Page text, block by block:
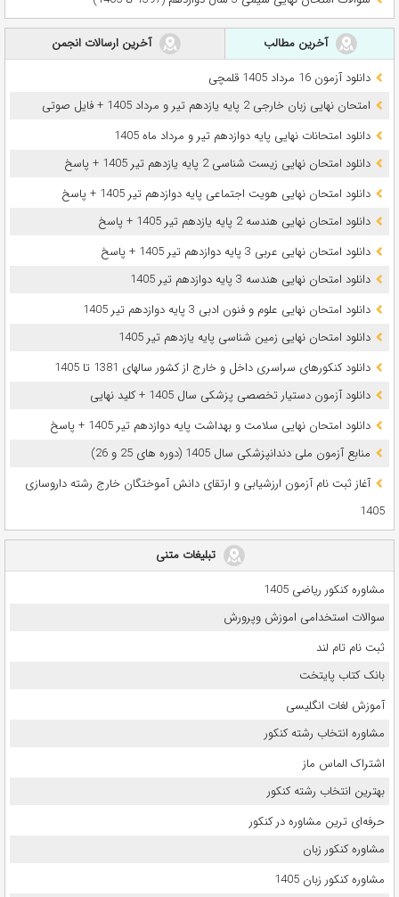
آخرین مطالب
آخرین ارسالات انجمن
دانلود آزمون 16 مرداد 1405 قلمچی
امتحان نهایی زبان خارجی 2 پایه یازدهم تیر و مرداد 1405 + فایل صوتی
دانلود امتحانات نهایی پایه دوازدهم تیر و مرداد ماه 1405
دانلود امتحان نهایی زیست شناسی 2 پایه یازدهم تیر 1405 + پاسخ
دانلود امتحان نهایی هویت اجتماعی پایه دوازدهم تیر 1405 + پاسخ
دانلود امتحان نهایی هندسه 2 پایه یازدهم تیر 1405 + پاسخ
دانلود امتحان نهایی عربی 3 پایه دوازدهم تیر 1405 + پاسخ
دانلود امتحان نهایی هندسه 3 پایه دوازدهم تیر 1405
دانلود امتحان نهایی علوم و فنون ادبی 3 پایه دوازدهم تیر 1405
دانلود امتحان نهایی زمین شناسی پایه یازدهم تیر 1405
دانلود کنکورهای سراسری داخل و خارج از کشور سالهای 1381 تا 1405
دانلود آزمون دستیار تخصصی پزشکی سال 1405 + کلید نهایی
دانلود امتحان نهایی سلامت و بهداشت پایه دوازدهم تیر 1405 + پاسخ
ﻣﻨﺎﺑﻊ آزﻣﻮن ﻣﻠﯽ دندانپزشکی سال 1405 (دوره های 25 و 26)
آغاز ثبت نام آزمون‌ ارزشیابی و ارتقای دانش آموختگان خارج رشته داروسازی
1405
تبلیغات متنی
مشاوره کنکور ریاضی 1405
سوالات استخدامی اموزش وپرورش
ثبت نام تام لند
بانک کتاب پایتخت
آموزش لغات انگلیسی
مشاوره انتخاب رشته کنکور
اشتراک الماس ماز
بهترین انتخاب رشته کنکور
حرفه‌ای ترین مشاوره در کنکور
مشاوره کنکور زبان
مشاوره کنکور زبان 1405